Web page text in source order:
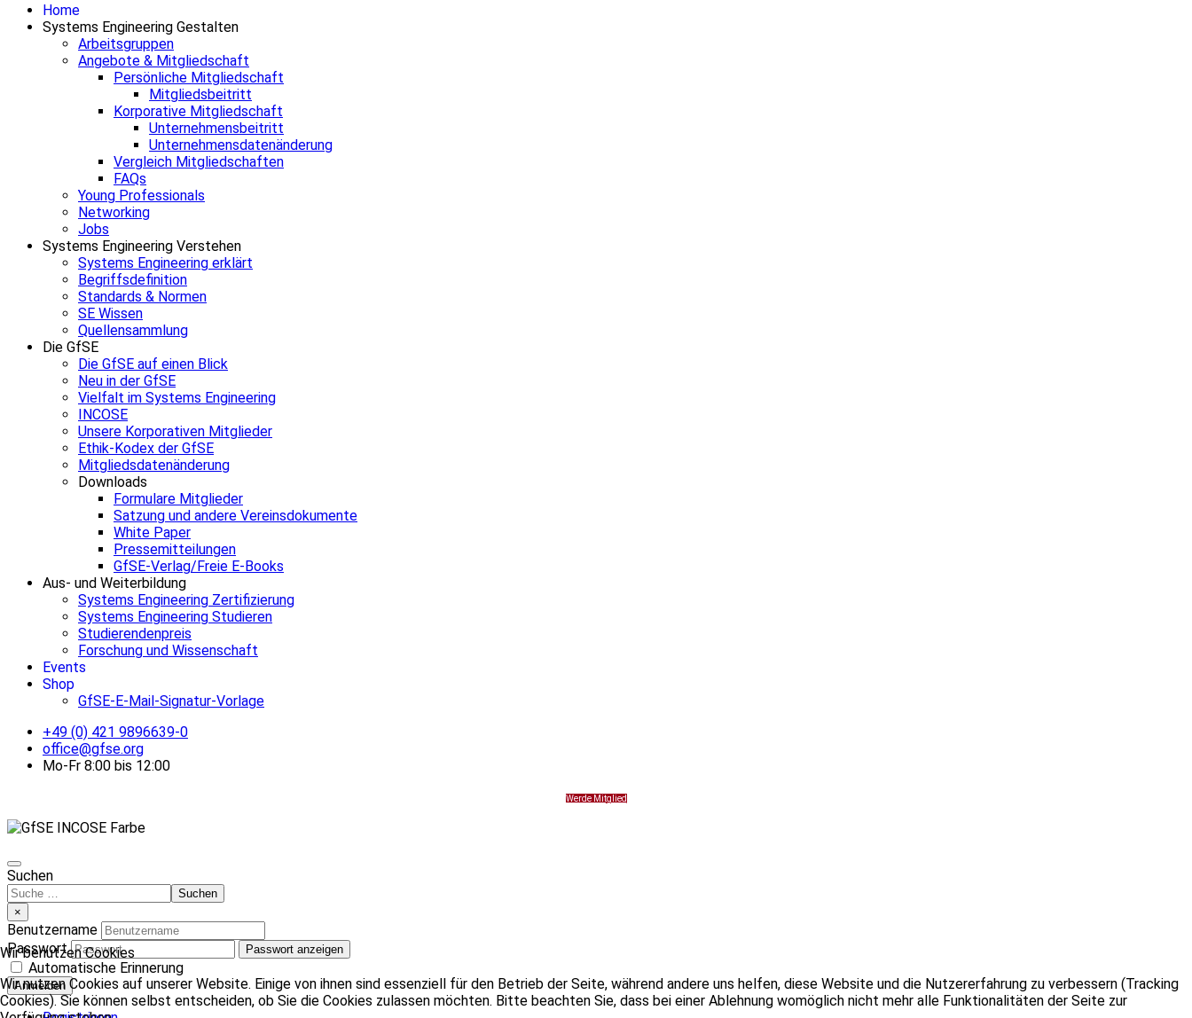
Home
Systems Engineering Gestalten
Arbeitsgruppen
Angebote & Mitgliedschaft
Persönliche Mitgliedschaft
Mitgliedsbeitritt
Korporative Mitgliedschaft
Unternehmensbeitritt
Unternehmensdatenänderung
Vergleich Mitgliedschaften
FAQs
Young Professionals
Networking
Jobs
Systems Engineering Verstehen
Systems Engineering erklärt
Begriffsdefinition
Standards & Normen
SE Wissen
Quellensammlung
Die GfSE
Die GfSE auf einen Blick
Neu in der GfSE
Vielfalt im Systems Engineering
INCOSE
Unsere Korporativen Mitglieder
Ethik-Kodex der GfSE
Mitgliedsdatenänderung
Downloads
Formulare Mitglieder
Satzung und andere Vereinsdokumente
White Paper
Pressemitteilungen
GfSE-Verlag/Freie E-Books
Aus- und Weiterbildung
Systems Engineering Zertifizierung
Systems Engineering Studieren
Studierendenpreis
Forschung und Wissenschaft
Events
Shop
GfSE-E-Mail-Signatur-Vorlage
+49 (0) 421 9896639-0
office@gfse.org
Mo-Fr 8:00 bis 12:00
Werde Mitglied
Wir benutzen Cookies
Wir nutzen Cookies auf unserer Website. Einige von ihnen sind essenziell für den Betrieb der Seite, während andere uns helfen, diese Website und die Nutzererfahrung zu verbessern (Tracking
Cookies). Sie können selbst entscheiden, ob Sie die Cookies zulassen möchten. Bitte beachten Sie, dass bei einer Ablehnung womöglich nicht mehr alle Funktionalitäten der Seite zur
Suchen
Suchen
×
Benutzername
Passwort
Passwort anzeigen
Automatische Erinnerung
Anmelden